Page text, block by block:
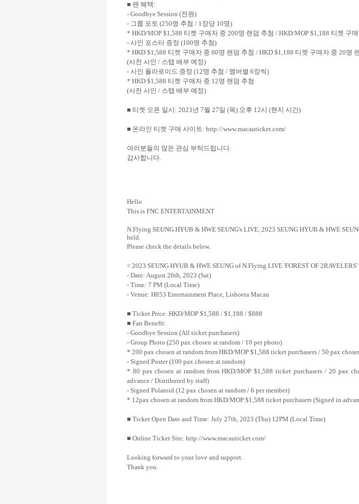
■ 팬 혜택 :
- Goodbye Session (전원)
- 그룹 포토 (250명 추첨 / 1장당 10명)
* HKD/MOP $1,588 티켓 구매자 중 200명 랜덤 추첨 / HKD/MOP $1,188 티켓 구
- 사인 포스터 증정 (100명 추첨)
* HKD $1,588 티켓 구매자 중 80명 랜덤 추첨 / HKD $1,188 티켓 구매자 중 20명
(사전 사인 / 스탭 배부 예정)
- 사인 폴라로이드 증정 (12명 추첨 / 멤버별 6장씩)
* HKD $1,588 티켓 구매자 중 12명 랜덤 추첨
(사전 사인 / 스탭 배부 예정)
■ 티켓 오픈 일시 : 2023년 7월 27일 (목) 오후 12시 (현지 시간)
■ 온라인 티켓 구매 사이트: http://www.macauticket.com/
여러분들의 많은 관심 부탁드립니다.
감사합니다.
Hello
This is FNC ENTERTAINMENT
N.Flying SEUNG HYUB & HWE SEUNG's LIVE, 2023 SEUNG HYUB & HWE
held.
Please check the details below.
< 2023 SEUNG HYUB & HWE SEUNG of N.Flying LIVE 'FOREST OF
- Date: August 26th, 2023 (Sat)
- Time: 7 PM (Local Time)
- Venue: H853 Entertainment Place, Lisboeta Macau
■ Ticket Price: HKD/MOP $1,588 / $1,188 / $888
■ Fan Benefit:
- Goodbye Session (All ticket purchasers)
- Group Photo (250 pax chosen at random / 10 per photo)
* 200 pax chosen at random from HKD/MOP $1,588 ticket purchasers / 50 pax
- Signed Poster (100 pax chosen at random)
* 80 pax chosen at random from HKD/MOP $1,588 ticket purchasers / 20 pax
advance / Distributed by staff)
- Signed Polaroid (12 pax chosen at random / 6 per member)
* 12pax chosen at random from HKD/MOP $1,588 ticket purchasers (Signed in
■ Ticket Open Date and Time: July 27th, 2023 (Thu) 12PM (Local Time)
■ Online Ticket Site: http://www.macauticket.com/
Looking forward to your love and support.
Thank you.